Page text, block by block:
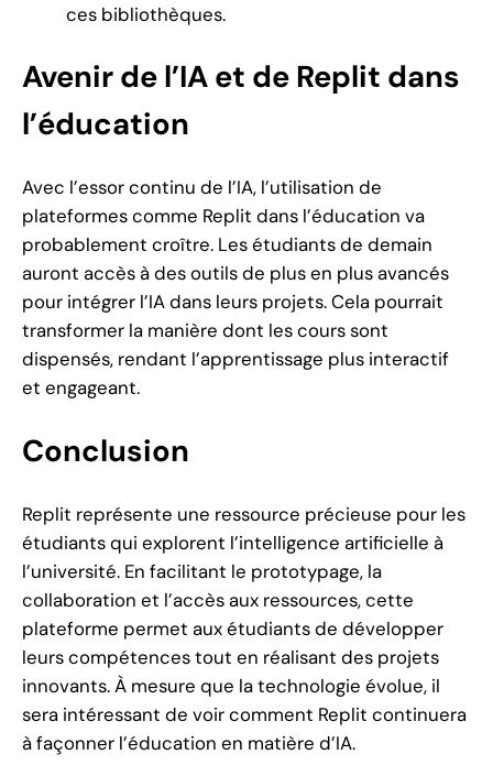
ces bibliothèques.
Avenir de l’IA et de Replit dans
l’éducation
Avec l’essor continu de l’IA, l’utilisation de
plateformes comme Replit dans l’éducation va
probablement croître. Les étudiants de demain
auront accès à des outils de plus en plus avancés
pour intégrer l’IA dans leurs projets. Cela pourrait
transformer la manière dont les cours sont
dispensés, rendant l’apprentissage plus interactif
et engageant.
Conclusion
Replit représente une ressource précieuse pour les
étudiants qui explorent l’intelligence artificielle à
l’université. En facilitant le prototypage, la
collaboration et l’accès aux ressources, cette
plateforme permet aux étudiants de développer
leurs compétences tout en réalisant des projets
innovants. À mesure que la technologie évolue, il
sera intéressant de voir comment Replit continuera
à façonner l’éducation en matière d’IA.